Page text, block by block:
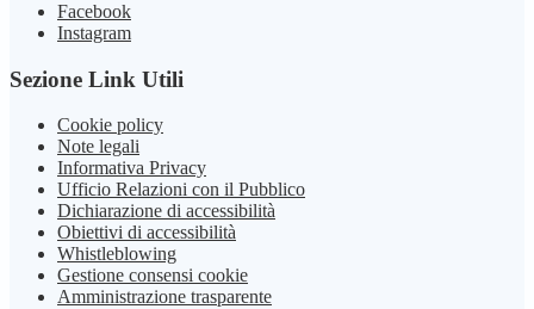
Facebook
Instagram
Sezione Link Utili
Cookie policy
Note legali
Informativa Privacy
Ufficio Relazioni con il Pubblico
Dichiarazione di accessibilità
Obiettivi di accessibilità
Whistleblowing
Gestione consensi cookie
Amministrazione trasparente